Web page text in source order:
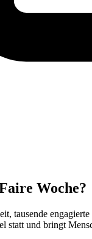
Woche?
tausende
statt und bringt